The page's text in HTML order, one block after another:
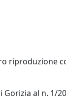
riproduzione
al n. 1/